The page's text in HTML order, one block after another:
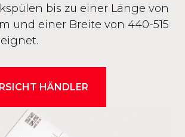
bis zu einer Länge von
und einer Breite von 440-515
HÄNDLER